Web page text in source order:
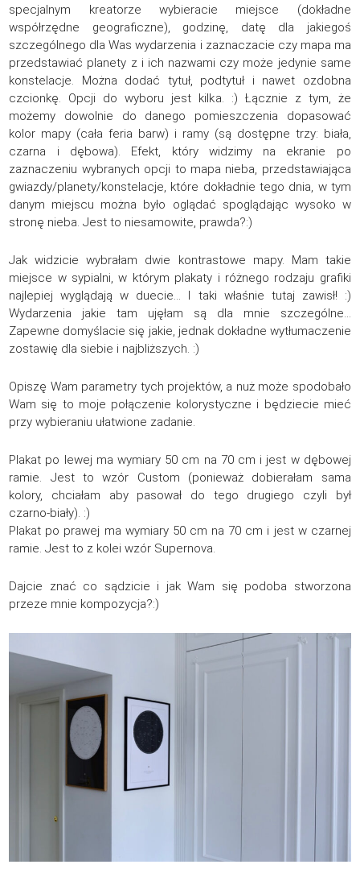
specjalnym kreatorze wybieracie miejsce (dokładne
współrzędne geograficzne), godzinę, datę dla jakiegoś
szczególnego dla Was wydarzenia i zaznaczacie czy mapa ma
przedstawiać planety z i ich nazwami czy może jedynie same
konstelacje. Można dodać tytuł, podtytuł i nawet ozdobna
czcionkę. Opcji do wyboru jest kilka. :) Łącznie z tym, że
możemy dowolnie do danego pomieszczenia dopasować
kolor mapy (cała feria barw) i ramy (są dostępne trzy: biała,
czarna i dębowa). Efekt, który widzimy na ekranie po
zaznaczeniu wybranych opcji to mapa nieba, przedstawiająca
gwiazdy/planety/konstelacje, które dokładnie tego dnia, w tym
danym miejscu można było oglądać spoglądając wysoko w
stronę nieba. Jest to niesamowite, prawda?:)
Jak widzicie wybrałam dwie kontrastowe mapy. Mam takie
miejsce w sypialni, w którym plakaty i różnego rodzaju grafiki
najlepiej wyglądają w duecie… I taki właśnie tutaj zawisł! :)
Wydarzenia jakie tam ujęłam są dla mnie szczególne…
Zapewne domyślacie się jakie, jednak dokładne wytłumaczenie
zostawię dla siebie i najbliższych. :)
Opiszę Wam parametry tych projektów, a nuż może spodobało
Wam się to moje połączenie kolorystyczne i będziecie mieć
przy wybieraniu ułatwione zadanie.
Plakat po lewej ma wymiary 50 cm na 70 cm i jest w dębowej
ramie. Jest to wzór Custom (ponieważ dobierałam sama
kolory, chciałam aby pasował do tego drugiego czyli był
czarno-biały). :)
Plakat po prawej ma wymiary 50 cm na 70 cm i jest w czarnej
ramie. Jest to z kolei wzór Supernova.
Dajcie znać co sądzicie i jak Wam się podoba stworzona
przeze mnie kompozycja?:)